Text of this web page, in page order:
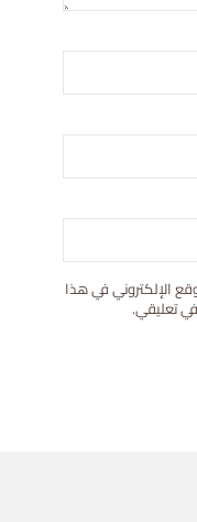
الإلكتروني في هذا
تعليقي.